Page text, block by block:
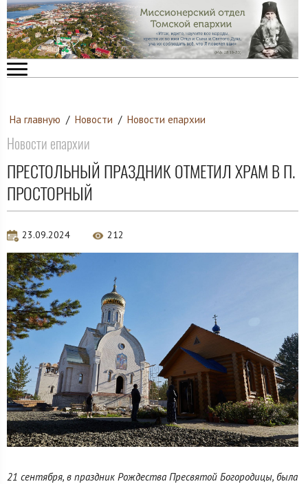
На главную / Новости / Новости епархии
Новости епархии
ПРЕСТОЛЬНЫЙ ПРАЗДНИК ОТМЕТИЛ ХРАМ В П.
ПРОСТОРНЫЙ
23.09.2024 212
21 сентября, в праздник Рождества Пресвятой Богородицы, была